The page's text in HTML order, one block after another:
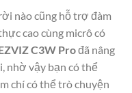
nào cũng hỗ trợ đàm
cao cùng micrô có
C3W Prođã nâng
nhờ vậy bạn có thể
chí có thể trò chuyện